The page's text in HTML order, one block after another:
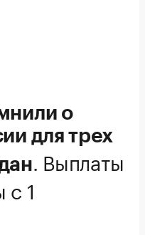
о
для трех
. Выплаты
1